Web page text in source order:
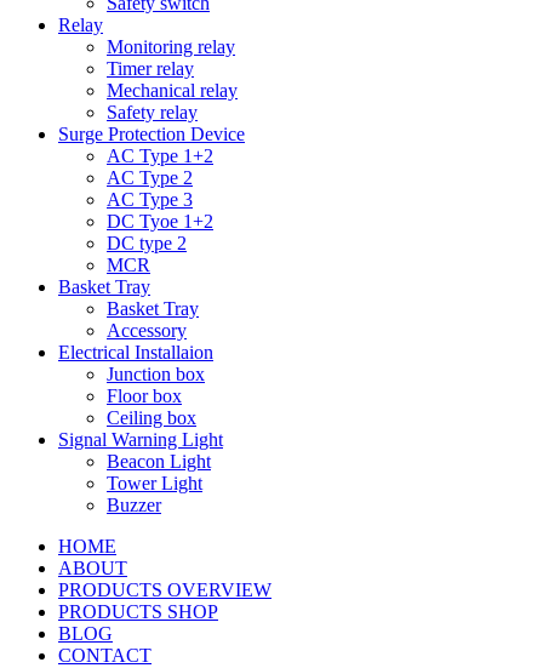
Relay
Monitoring relay
Timer relay
Mechanical relay
Safety relay
Surge Protection Device
AC Type 1+2
AC Type 2
AC Type 3
DC Tyoe 1+2
DC type 2
MCR
Basket Tray
Basket Tray
Accessory
Electrical Installaion
Junction box
Floor box
Ceiling box
Signal Warning Light
Beacon Light
Tower Light
Buzzer
HOME
ABOUT
PRODUCTS OVERVIEW
PRODUCTS SHOP
BLOG
CONTACT